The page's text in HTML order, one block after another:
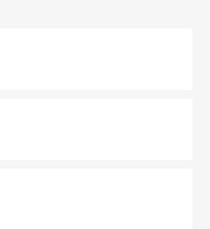
楽しめる外せないスポット